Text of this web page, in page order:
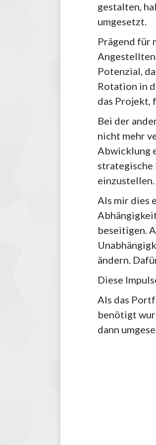
gestalten,
umgesetzt.
Prägend für
Potenzial,
Rotation in
das Projekt,
Bei der
nicht mehr
Abwicklung
strategische
einzustellen.
Als mir dies
beseitigen.
ändern.
Diese
Als das
benötigt
dann